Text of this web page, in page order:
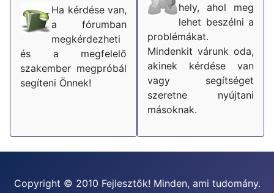
Ha kérdése van,
a fórumban
megkérdezheti
és a megfelelő
szakember megpróbál
segíteni Önnek!
hely, ahol meg
lehet beszélni a
problémákat.
Mindenkit várunk oda,
akinek kérdése van
vagy segítséget
szeretne nyújtani
másoknak.
Copyright © 2010 Fejlesztők! Minden, ami tudomány.